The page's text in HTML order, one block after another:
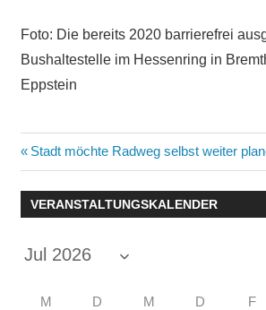
Foto: Die bereits 2020 barrierefrei
Bushaltestelle im Hessenring in
Eppstein
Beitragsnavigation
Vorheriger
Beitrag:
Stadt möchte Radweg selbst weiter
VERANSTALTUNGSKALENDER
M D M D F